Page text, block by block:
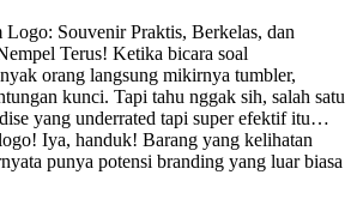
Souvenir Praktis, Berkelas, dan
Terus! Ketika bicara soal
orang langsung mikirnya tumbler,
kunci. Tapi tahu nggak sih, salah satu
yang underrated tapi super efektif itu…
Iya, handuk! Barang yang kelihatan
punya potensi branding yang luar biasa